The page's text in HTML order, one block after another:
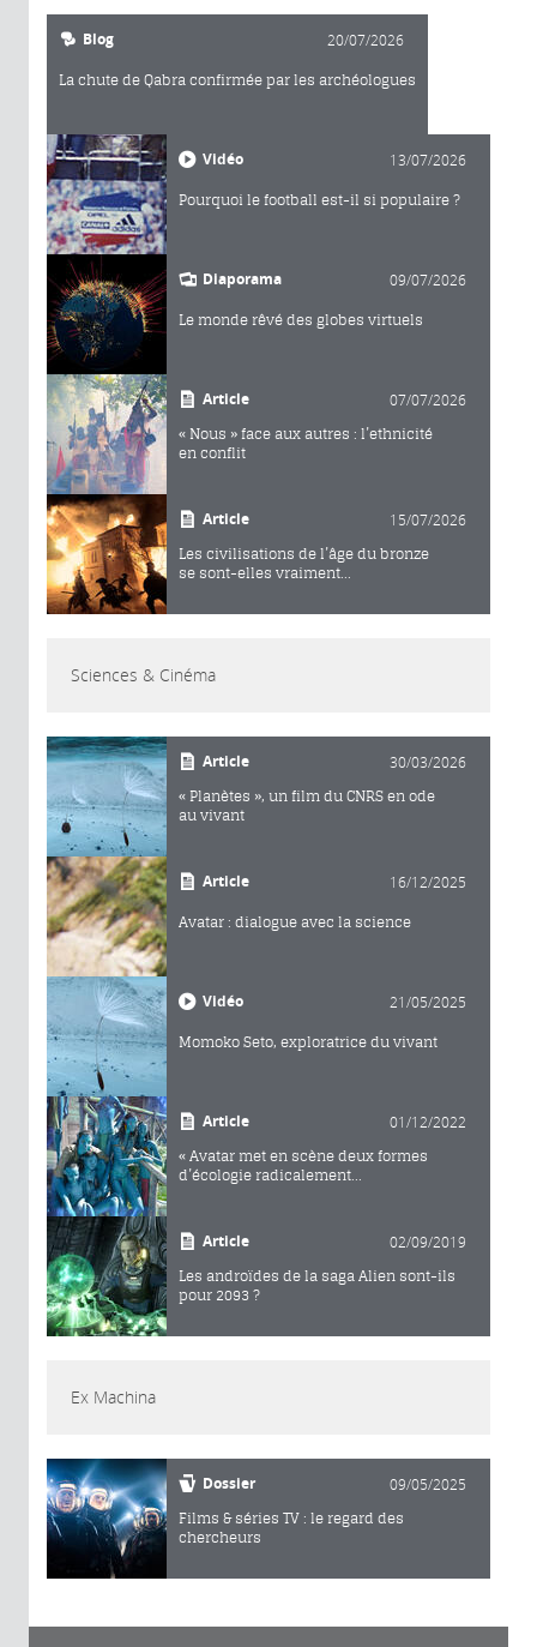
Blog 20/07/2026
La chute de Qabra confirmée par les archéologues
Vidéo 13/07/2026
Pourquoi le football est-il si populaire ?
Diaporama 09/07/2026
Le monde rêvé des globes virtuels
Article 07/07/2026
« Nous » face aux autres : l’ethnicité
en conflit
Article 15/07/2026
Les civilisations de l’âge du bronze
se sont-elles vraiment...
Sciences & Cinéma
Article 30/03/2026
« Planètes », un film du CNRS en ode
au vivant
Article 16/12/2025
Avatar : dialogue avec la science
Vidéo 21/05/2025
Momoko Seto, exploratrice du vivant
Article 01/12/2022
« Avatar met en scène deux formes
d’écologie radicalement...
Article 02/09/2019
Les androïdes de la saga Alien sont-ils
pour 2093 ?
Ex Machina
Dossier 09/05/2025
Films & séries TV : le regard des
chercheurs